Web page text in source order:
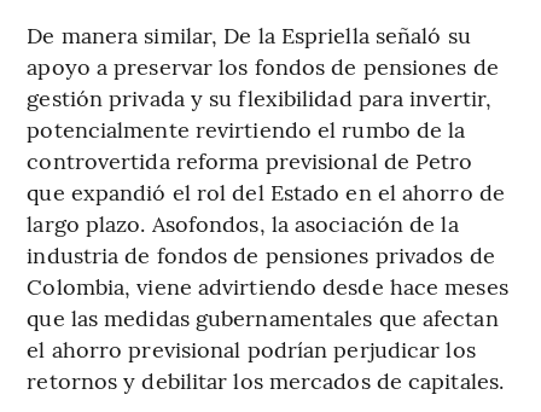
De manera similar, De la Espriella señaló su
apoyo a preservar los fondos de pensiones de
gestión privada y su flexibilidad para invertir,
potencialmente revirtiendo el rumbo de la
controvertida reforma previsional de Petro
que expandió el rol del Estado en el ahorro de
largo plazo. Asofondos, la asociación de la
industria de fondos de pensiones privados de
Colombia, viene advirtiendo desde hace meses
que las medidas gubernamentales que afectan
el ahorro previsional podrían perjudicar los
retornos y debilitar los mercados de capitales.